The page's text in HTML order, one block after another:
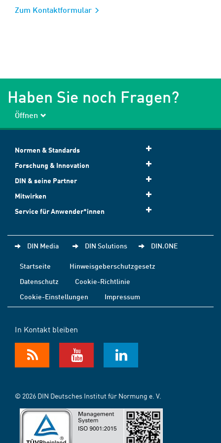
Zum Kontaktformular
Haben Sie noch Fragen?
Öffnen
Normen & Standards
Forschung & Innovation
DIN & seine Partner
Mitwirken
Service für Anwender*innen
DIN Media DIN Solutions DIN.ONE
Startseite
Hinweisgeberschutzgesetz
Datenschutz
Cookie-Richtlinie
Cookie-Einstellungen
Impressum
In Kontakt bleiben
© 2026 DIN Deutsches Institut für Normung e. V.